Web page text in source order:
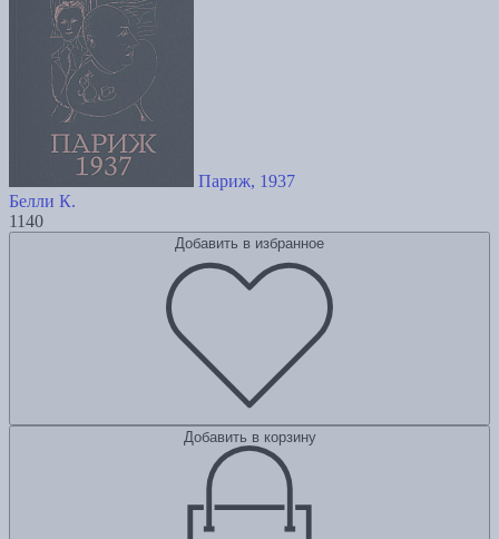
Париж, 1937
Белли К.
1140
Добавить в избранное
Добавить в корзину